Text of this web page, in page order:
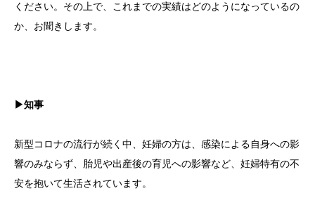
ください。その上で、これまでの実績はどのようになっているの
か、お聞きします。
▶知事
新型コロナの流行が続く中、妊婦の方は、感染による自身への影
響のみならず、胎児や出産後の育児への影響など、妊婦特有の不
安を抱いて生活されています。